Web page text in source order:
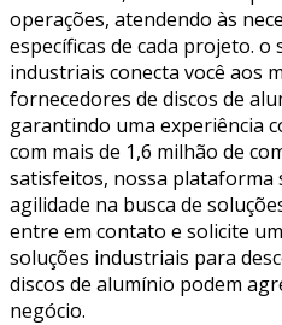
operações, atendendo às
específicas de cada projeto. o
industriais conecta você aos
fornecedores de discos de
garantindo uma experiência
com mais de 1,6 milhão de
satisfeitos, nossa plataforma
agilidade na busca de
entre em contato e solicite
soluções industriais para
discos de alumínio podem
negócio.